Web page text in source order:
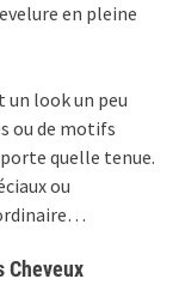
en pleine
un look un peu
ou de motifs
quelle tenue.
ou
Cheveux